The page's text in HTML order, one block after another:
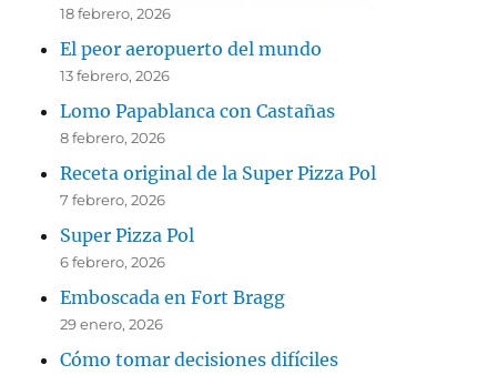
18 febrero, 2026
El peor aeropuerto del mundo
13 febrero, 2026
Lomo Papablanca con Castañas
8 febrero, 2026
Receta original de la Super Pizza Pol
7 febrero, 2026
Super Pizza Pol
6 febrero, 2026
Emboscada en Fort Bragg
29 enero, 2026
Cómo tomar decisiones difíciles